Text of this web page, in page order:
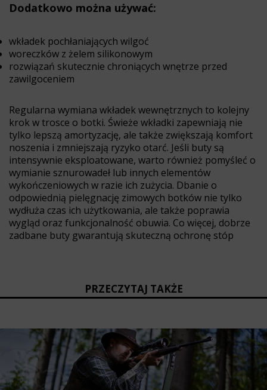
Dodatkowo można używać:
wkładek pochłaniających wilgoć
woreczków z żelem silikonowym
rozwiązań skutecznie chroniących wnętrze przed
zawilgoceniem
Regularna wymiana wkładek wewnętrznych to kolejny
krok w trosce o botki. Świeże wkładki zapewniają nie
tylko lepszą amortyzację, ale także zwiększają komfort
noszenia i zmniejszają ryzyko otarć. Jeśli buty są
intensywnie eksploatowane, warto również pomyśleć o
wymianie sznurowadeł lub innych elementów
wykończeniowych w razie ich zużycia. Dbanie o
odpowiednią pielęgnację zimowych botków nie tylko
wydłuża czas ich użytkowania, ale także poprawia
wygląd oraz funkcjonalność obuwia. Co więcej, dobrze
zadbane buty gwarantują skuteczną ochronę stóp
PRZECZYTAJ TAKŻE